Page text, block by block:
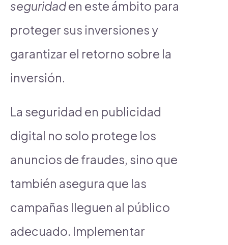
seguridaden este ámbito para
proteger sus inversiones y
garantizar el retorno sobre la
inversión.
La seguridad en publicidad
digital no solo protege los
anuncios de fraudes, sino que
también asegura que las
campañas lleguen al público
adecuado. Implementar